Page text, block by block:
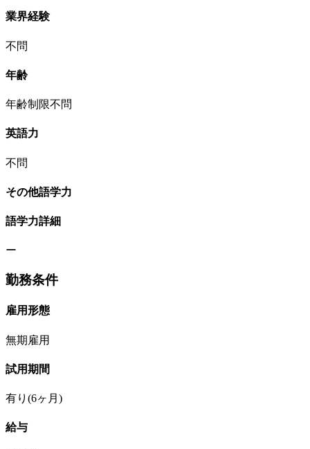
業界経験
不問
年齢
年齢制限不問
英語力
不問
その他語学力
語学力詳細
ー
勤務条件
雇用形態
無期雇用
試用期間
有り(6ヶ月)
給与